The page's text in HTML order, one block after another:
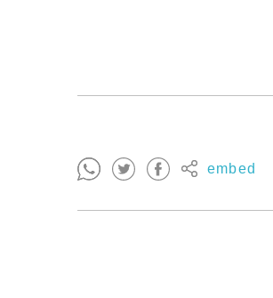
embed